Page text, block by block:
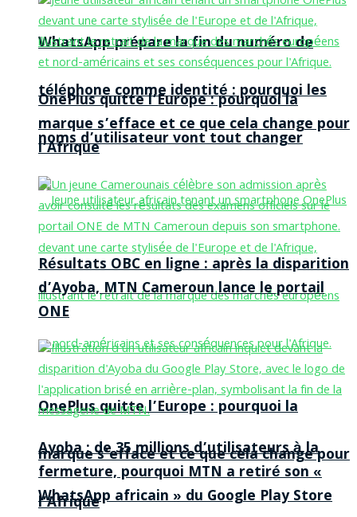
WhatsApp prépare la fin du numéro de
téléphone comme identité : pourquoi les
noms d’utilisateur vont tout changer
OnePlus quitte l’Europe : pourquoi la
marque s’efface et ce que cela change pour
l’Afrique
OnePlus quitte l’Europe : pourquoi la
marque s’efface et ce que cela change pour
l’Afrique
Résultats OBC en ligne : après la disparition
d’Ayoba, MTN Cameroun lance le portail
ONE
Ayoba : de 35 millions d’utilisateurs à la
fermeture, pourquoi MTN a retiré son «
WhatsApp africain » du Google Play Store